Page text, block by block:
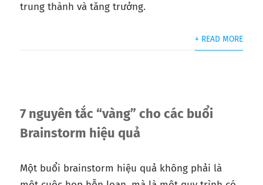
trung thành và tăng trưởng.
+ READ MORE
7 nguyên tắc “vàng” cho các buổi
Brainstorm hiệu quả
Một buổi brainstorm hiệu quả không phải là